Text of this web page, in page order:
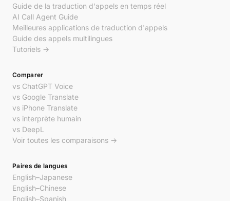
Guide de la traduction d'appels en temps réel
AI Call Agent Guide
Meilleures applications de traduction d'appels
Guide des appels multilingues
Tutoriels →
Comparer
vs ChatGPT Voice
vs Google Translate
vs iPhone Translate
vs interprète humain
vs DeepL
Voir toutes les comparaisons →
Paires de langues
English–Japanese
English–Chinese
English–Spanish